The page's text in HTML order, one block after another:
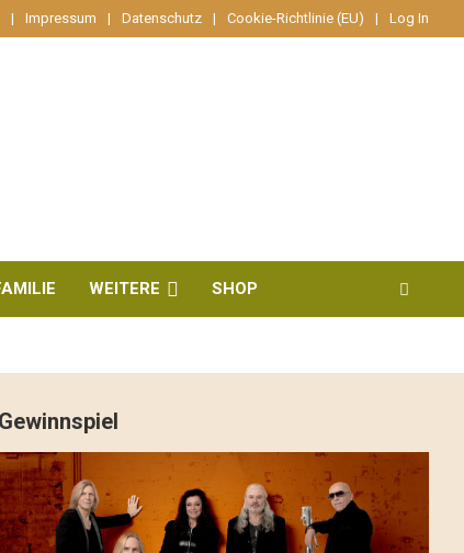
Impressum Datenschutz Cookie-Richtlinie (EU) Log In
WEITERE SHOP
Gewinnspiel